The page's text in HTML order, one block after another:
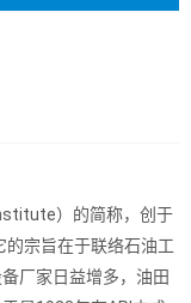
）的简称，创于
宗旨在于联络石油工
厂家日益增多，油田